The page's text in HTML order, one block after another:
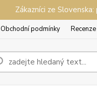
Zákazníci ze
Obchodní podmínky Recenze